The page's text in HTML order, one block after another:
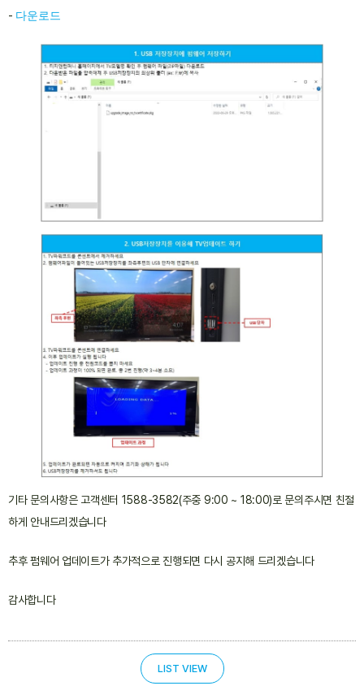
- 다운로드
기타 문의사항은 고객센터 1588-3582(주중 9:00 ~ 18:00)로 문의주시면 친절
하게 안내드리겠습니다
추후 펌웨어 업데이트가 추가적으로 진행되면 다시 공지해 드리겠습니다
감사합니다
LIST VIEW